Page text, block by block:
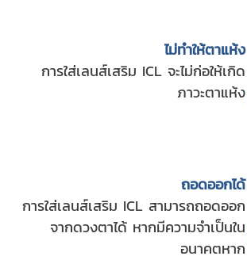
ไม่ทำให้ตาแห้ง
การใส่เลนส์เสริม ICL จะไม่ก่อให้เกิด
ภาวะตาแห้ง
ถอดออกได้
การใส่เลนส์เสริม ICL สามารถถอดออก
จากดวงตาได้ หากมีความจำเป็นใน
อนาคตหาก